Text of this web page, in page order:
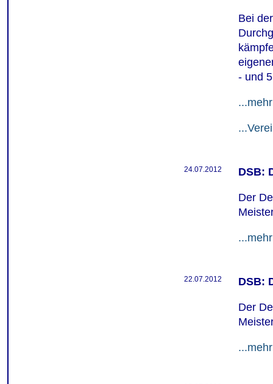
Bei
- und
...mehr
24.07.2012 DSB:
Der
...mehr
22.07.2012 DSB:
Der
...mehr